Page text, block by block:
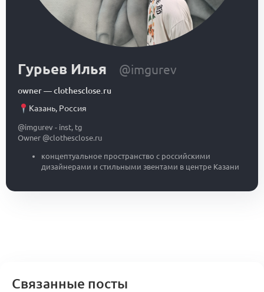
Гурьев Илья @imgurev
owner—clothesclose.ru
Казань, Россия
@imgurev - inst, tg
Owner @clothesclose.ru
концептуальное пространство с российскими
дизайнерами и стильными эвентами в центре Казани
Связанные посты